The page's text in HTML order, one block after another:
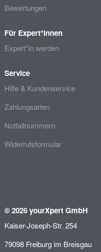
Bewertungen
Für Expert*innen
Expert*in werden
Service
Hilfe & Kundenservice
Zahlungsarten
Notfallnummern
Widerrufsformular
© 2026 yourXpert GmbH
Kaiser-Joseph-Str. 254
79098 Freiburg im Breisgau